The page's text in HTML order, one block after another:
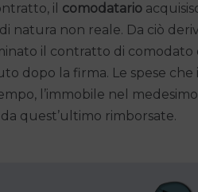
il comodatario
natura non reale. Da ciò
il contratto di comodato
dopo la firma. Le spese
l’immobile nel
quest’ultimo rimborsate.